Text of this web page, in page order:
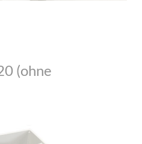
(ohne